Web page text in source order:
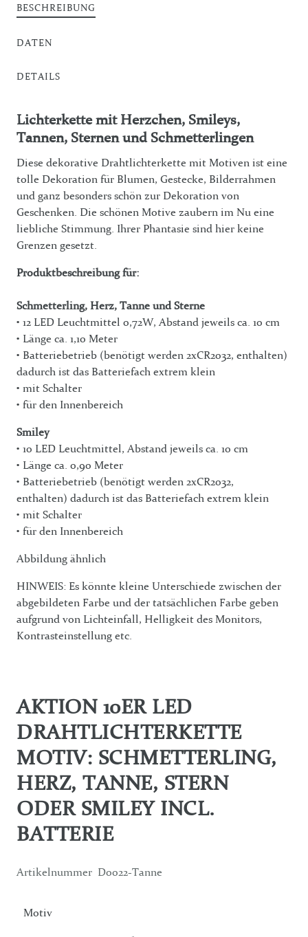
BESCHREIBUNG
DATEN
DETAILS
Lichterkette mit Herzchen, Smileys,
Tannen, Sternen und Schmetterlingen
Diese dekorative Drahtlichterkette mit Motiven ist eine
tolle Dekoration für Blumen, Gestecke, Bilderrahmen
und ganz besonders schön zur Dekoration von
Geschenken. Die schönen Motive zaubern im Nu eine
liebliche Stimmung. Ihrer Phantasie sind hier keine
Grenzen gesetzt.
Produktbeschreibung für:
Schmetterling, Herz, Tanne und Sterne
• 12 LED Leuchtmittel 0,72W, Abstand jeweils ca. 10 cm
• Länge ca. 1,10 Meter
• Batteriebetrieb (benötigt werden 2xCR2032, enthalten)
dadurch ist das Batteriefach extrem klein
• mit Schalter
• für den Innenbereich
Smiley
• 10 LED Leuchtmittel, Abstand jeweils ca. 10 cm
• Länge ca. 0,90 Meter
• Batteriebetrieb (benötigt werden 2xCR2032,
enthalten) dadurch ist das Batteriefach extrem klein
• mit Schalter
• für den Innenbereich
Abbildung ähnlich
HINWEIS: Es könnte kleine Unterschiede zwischen der
abgebildeten Farbe und der tatsächlichen Farbe geben
aufgrund von Lichteinfall, Helligkeit des Monitors,
Kontrasteinstellung etc.
AKTION 10ER LED
DRAHTLICHTERKETTE
MOTIV: SCHMETTERLING,
HERZ, TANNE, STERN
ODER SMILEY INCL.
BATTERIE
Artikelnummer D0022-Tanne
Motiv